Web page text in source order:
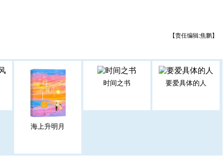
【责任编辑:焦鹏】
海上升明月
时间之书 要爱具体的人